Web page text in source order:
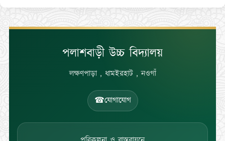
পলাশবাড়ী উচ্চ বিদ্যালয়
লক্ষণপাড়া , ধামইরহাট , নওগাঁ
☎যোগাযোগ